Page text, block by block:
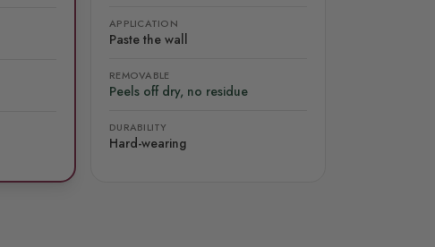
APPLICATION
Paste the wall
REMOVABLE
Peels off dry, no residue
DURABILITY
Hard-wearing